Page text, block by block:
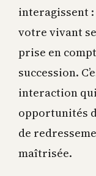
interagissent
votre vivant
prise en
succession.
interaction
opportunités
de
maîtrisée.